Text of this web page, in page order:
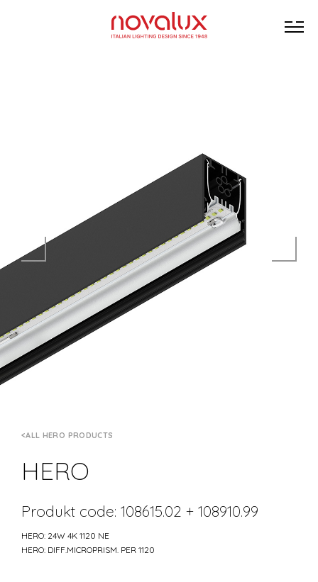
ALL HERO PRODUCTS
HERO
Produkt code: 108615.02 + 108910.99
HERO: 24W 4K 1120 NE
HERO: DIFF.MICROPRISM. PER 1120